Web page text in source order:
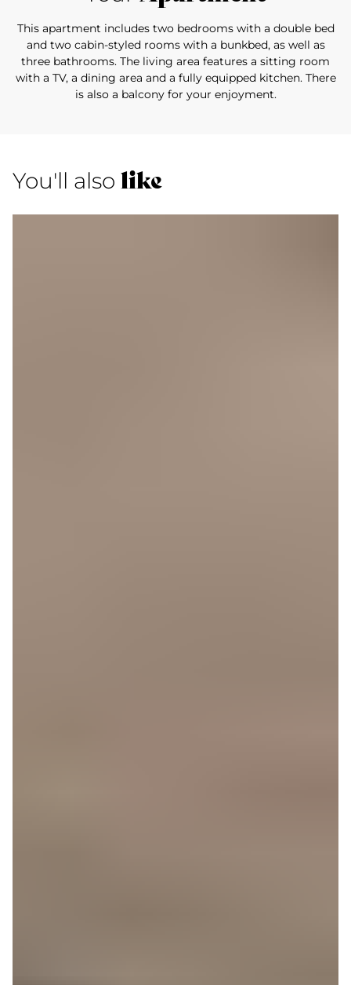
This apartment includes two bedrooms with a double bed
and two cabin-styled rooms with a bunkbed, as well as
three bathrooms. The living area features a sitting room
with a TV, a dining area and a fully equipped kitchen. There
is also a balcony for your enjoyment.
You'll also like